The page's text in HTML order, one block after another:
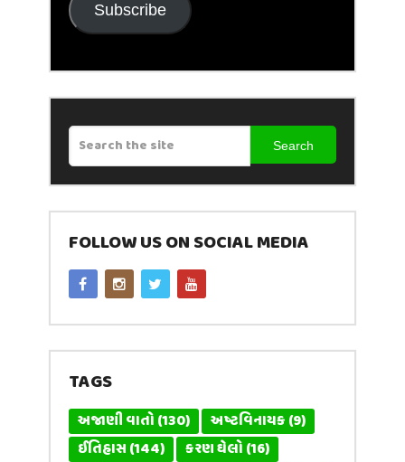
Subscribe
Search
FOLLOW US ON SOCIAL MEDIA
TAGS
અજાણી વાતો(130) અષ્ટવિનાયક(9)
ઈતિહાસ(144) કરણ ઘેલો(16)